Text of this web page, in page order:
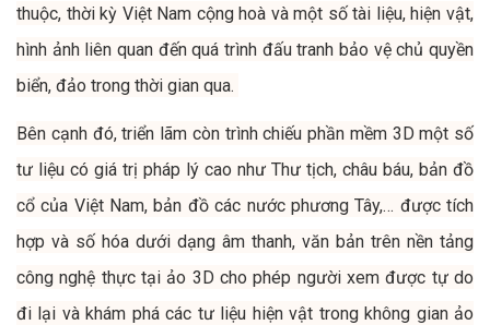
thuộc, thời kỳ Việt Nam cộng hoà và một số tài liệu, hiện vật,
hình ảnh liên quan đến quá trình đấu tranh bảo vệ chủ quyền
biển, đảo trong thời gian qua.
Bên cạnh đó, triển lãm còn trình chiếu phần mềm 3D một số
tư liệu có giá trị pháp lý cao như Thư tịch, châu báu, bản đồ
cổ của Việt Nam, bản đồ các nước phương Tây,… được tích
hợp và số hóa dưới dạng âm thanh, văn bản trên nền tảng
công nghệ thực tại ảo 3D cho phép người xem được tự do
đi lại và khám phá các tư liệu hiện vật trong không gian ảo